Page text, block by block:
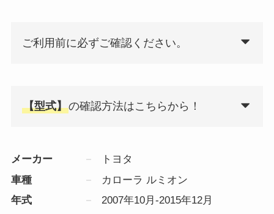
ご利用前に必ずご確認ください。
【型式】の確認方法はこちらから！
メーカー
トヨタ
車種
カローラ ルミオン
年式
2007年10月-2015年12月